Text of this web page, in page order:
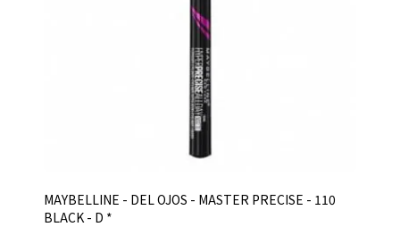
MAYBELLINE - DEL OJOS - MASTER PRECISE - 110
BLACK - D *